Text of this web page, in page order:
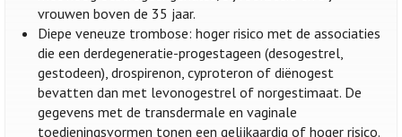
vrouwen boven de 35 jaar.
Diepe veneuze trombose: hoger risico met de associaties
die een derdegeneratie-progestageen (desogestrel,
gestodeen), drospirenon, cyproteron of diënogest
bevatten dan met levonogestrel of norgestimaat. De
gegevens met de transdermale en vaginale
toedieningsvormen tonen een gelijkaardig of hoger risico.